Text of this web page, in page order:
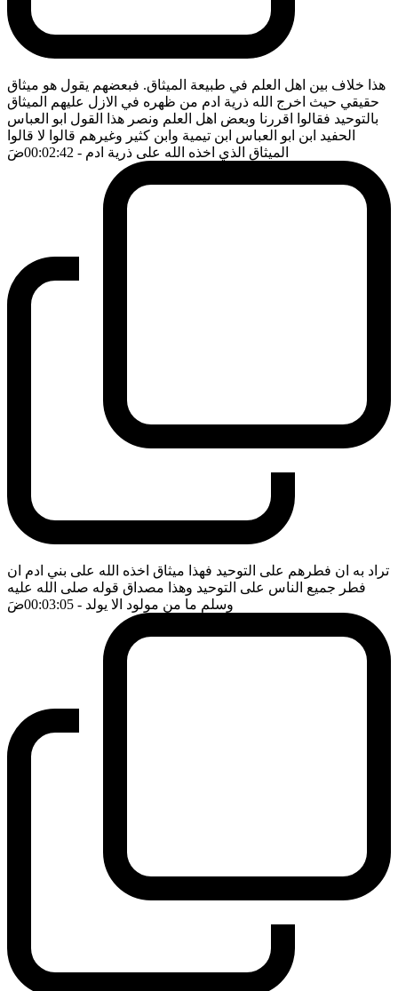
هذا خلاف بين اهل العلم في طبيعة الميثاق. فبعضهم يقول هو ميثاق
حقيقي حيث اخرج الله ذرية ادم من ظهره في الازل عليهم الميثاق
بالتوحيد فقالوا اقررنا وبعض اهل العلم ونصر هذا القول ابو العباس
الحفيد ابن ابو العباس ابن تيمية وابن كثير وغيرهم قالوا لا قالوا
الميثاق الذي اخذه الله على ذرية ادم - 00:02:42 ضَ
تراد به ان فطرهم على التوحيد فهذا ميثاق اخذه الله على بني ادم ان
فطر جميع الناس على التوحيد وهذا مصداق قوله صلى الله عليه
وسلم ما من مولود الا يولد - 00:03:05 ضَ